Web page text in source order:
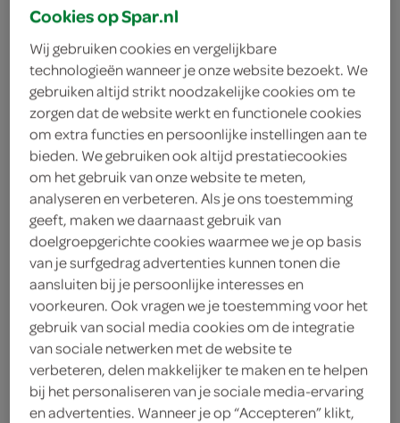
biefstuk met
paprika, paté en
paddenstoelen
ingrediënten
4 dunne plakjes champignonpaté
4 dunne plakjes roompaté
4 biefstukken
50 gram vloeibaar bakproduct
Cookies op Spar.nl
Wij gebruiken cookies en vergelijkbare
technologieën wanneer je onze website bezoekt. We
gebruiken altijd strikt noodzakelijke cookies om te
zorgen dat de website werkt en functionele cookies
om extra functies en persoonlijke instellingen aan te
bieden. We gebruiken ook altijd prestatiecookies
om het gebruik van onze website te meten,
analyseren en verbeteren. Als je ons toestemming
geeft, maken we daarnaast gebruik van
doelgroepgerichte cookies waarmee we je op basis
van je surfgedrag advertenties kunnen tonen die
aansluiten bij je persoonlijke interesses en
voorkeuren. Ook vragen we je toestemming voor het
gebruik van social media cookies om de integratie
van sociale netwerken met de website te
verbeteren, delen makkelijker te maken en te helpen
bij het personaliseren van je sociale media-ervaring
en advertenties. Wanneer je op “Accepteren” klikt,